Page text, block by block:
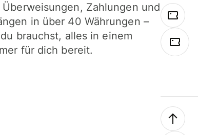
Zahlungen und
in über 40 Währungen –
brauchst, alles in einem
für dich bereit.